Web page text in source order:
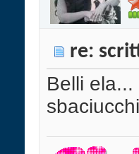
re:
Belli